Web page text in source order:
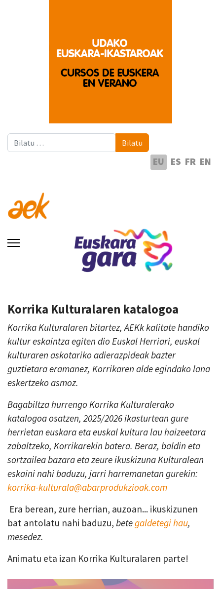
Bilatu Bilatu
EU ES FR EN
Korrika Kulturalaren katalogoa
Korrika Kulturalaren bitartez, AEKk kalitate handiko
kultur eskaintza egiten dio Euskal Herriari, euskal
kulturaren askotariko adierazpideak bazter
guztietara eramanez, Korrikaren alde egindako lana
eskertzeko asmoz.
Bagabiltza hurrengo Korrika Kulturalerako
katalogoa osatzen, 2025/2026 ikasturtean gure
herrietan euskara eta euskal kultura lau haizeetara
zabaltzeko, Korrikarekin batera. Beraz, baldin eta
sortzailea bazara eta zeure ikuskizuna Kulturalean
eskaini nahi baduzu, jarri harremanetan gurekin:
korrika-kulturala@abarprodukzioak.com
Era berean, zure herrian, auzoan... ikuskizunen
bat antolatu nahi baduzu, betegaldetegi hau,
mesedez.
Animatu eta izan Korrika Kulturalaren parte!